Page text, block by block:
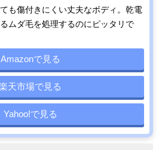
も傷付きにくい丈夫なボディ。乾電
ムダ毛を処理するのにピッタリで
Amazonで見る
天市場で見る
Yahoo!で見る